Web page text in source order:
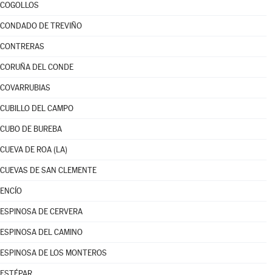
COGOLLOS
CONDADO DE TREVIÑO
CONTRERAS
CORUÑA DEL CONDE
COVARRUBIAS
CUBILLO DEL CAMPO
CUBO DE BUREBA
CUEVA DE ROA (LA)
CUEVAS DE SAN CLEMENTE
ENCÍO
ESPINOSA DE CERVERA
ESPINOSA DEL CAMINO
ESPINOSA DE LOS MONTEROS